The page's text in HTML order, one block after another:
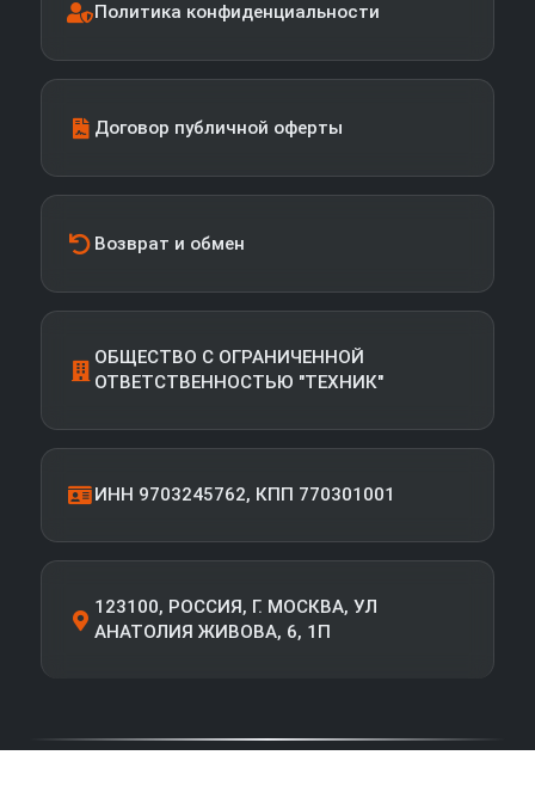
Политика конфиденциальности
Договор публичной оферты
Возврат и обмен
ОБЩЕСТВО С ОГРАНИЧЕННОЙ
ОТВЕТСТВЕННОСТЬЮ "ТЕХНИК"
ИНН 9703245762, КПП 770301001
123100, РОССИЯ, Г. МОСКВА, УЛ
АНАТОЛИЯ ЖИВОВА, 6, 1П